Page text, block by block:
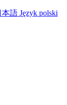
本語 Język polski